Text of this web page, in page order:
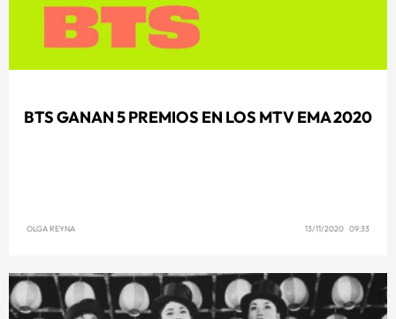
BTS GANAN 5 PREMIOS EN LOS MTV EMA 2020
OLGA REYNA 13/11/2020 09:33